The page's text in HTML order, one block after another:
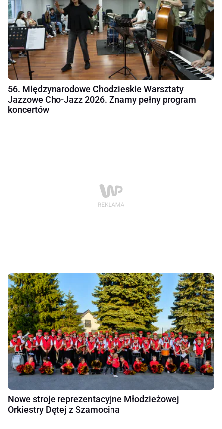
56. Międzynarodowe Chodzieskie Warsztaty
Jazzowe Cho-Jazz 2026. Znamy pełny program
koncertów
Nowe stroje reprezentacyjne Młodzieżowej
Orkiestry Dętej z Szamocina